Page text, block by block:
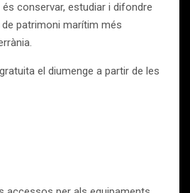
és conservar, estudiar i difondre
patrimoni marítim més
el diumenge a partir de les